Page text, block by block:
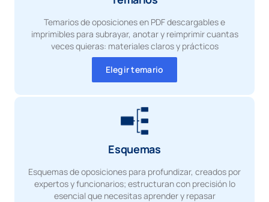
Temarios de oposiciones en PDF descargables e
imprimibles para subrayar, anotar y reimprimir cuantas
veces quieras: materiales claros y prácticos
Elegir temario
Esquemas
Esquemas de oposiciones para profundizar, creados por
expertos y funcionarios; estructuran con precisión lo
esencial que necesitas aprender y repasar